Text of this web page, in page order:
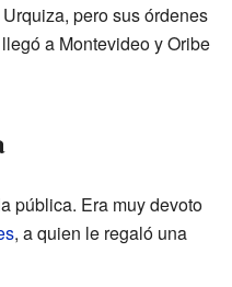
pero sus órdenes
a Montevideo y Oribe
pública. Era muy devoto
, a quien le regaló una